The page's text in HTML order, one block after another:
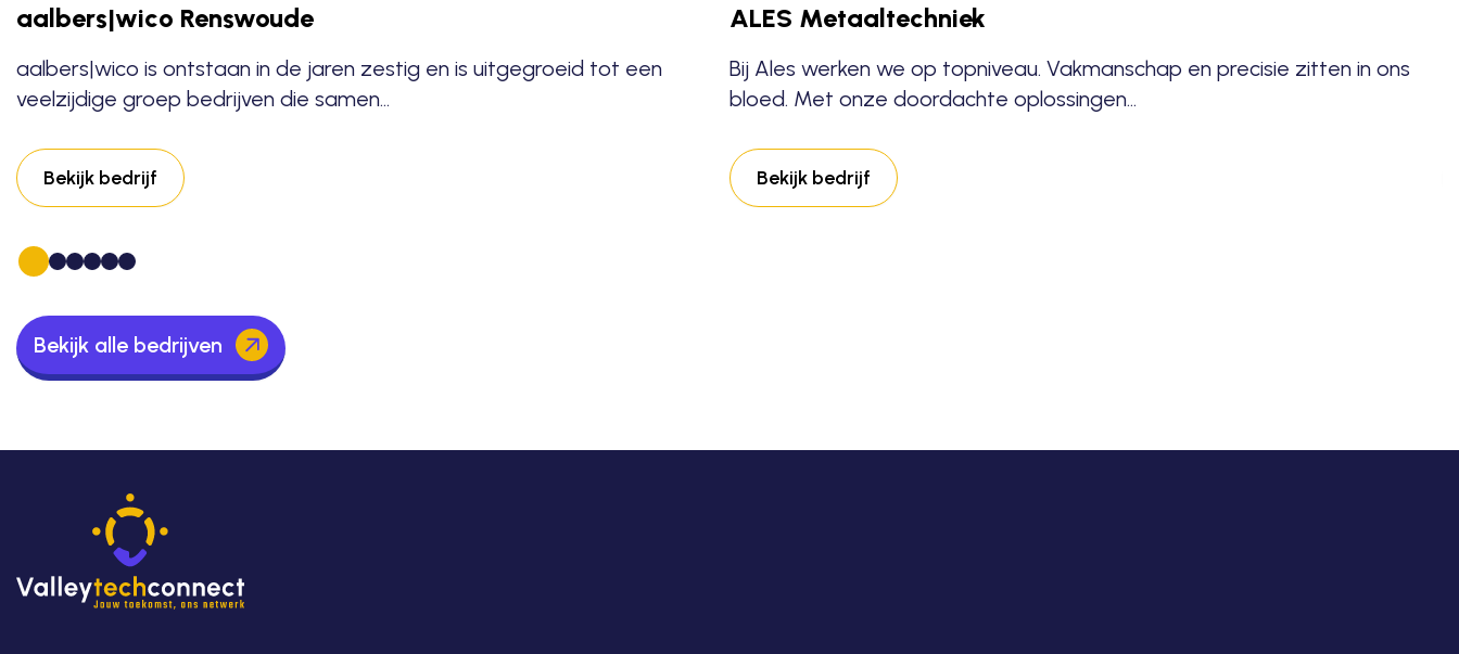
aalbers|wico Renswoude
aalbers|wico is ontstaan in de jaren zestig en is uitgegroeid tot een
veelzijdige groep bedrijven die samen…
Bekijk bedrijf
ALES Metaaltechniek
Bij Ales werken we op topniveau. Vakmanschap en precisie zitten in ons
bloed. Met onze doordachte oplossingen…
Bekijk bedrijf
Bekijk alle bedrijven